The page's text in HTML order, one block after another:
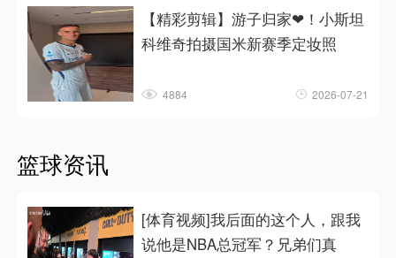
【精彩剪辑】游子归家❤！小斯坦
科维奇拍摄国米新赛季定妆照
4884 2026-07-21
篮球资讯
[体育视频]我后面的这个人，跟我
说他是NBA总冠军？兄弟们真